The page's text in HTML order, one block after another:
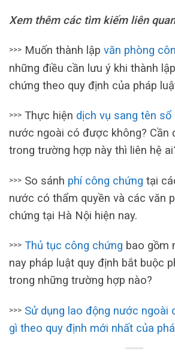
Xem thêm các tìm kiếm liên
>>> Muốn thành lập văn phòng
những điều cần lưu ý khi thành
chứng theo quy định của pháp
>>> Thực hiện dịch vụ sang tên sổ
nước ngoài có được không? Cần
trong trường hợp này thì liên hệ
>>> So sánh phí công chứng tại
nước có thẩm quyền và các văn
chứng tại Hà Nội hiện nay.
>>> Thủ tục công chứng bao gồm
nay pháp luật quy định bắt buộc
trong những trường hợp nào?
>>> Sử dụng lao động nước ngoài
gì theo quy định mới nhất của